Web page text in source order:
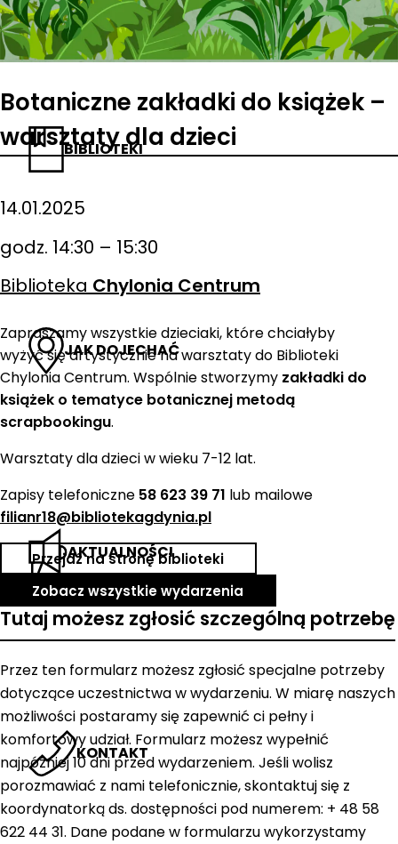
BIBLIOTEKI
JAK DOJECHAĆ
AKTUALNOŚCI
KONTAKT
Botaniczne zakładki do książek –
warsztaty dla dzieci
14.01.2025
godz. 14:30 – 15:30
Biblioteka Chylonia Centrum
Zapraszamy wszystkie dzieciaki, które chciałyby
wyżyć się artystycznie na warsztaty do Biblioteki
Chylonia Centrum. Wspólnie stworzymy zakładki do
książek o tematyce botanicznej metodą
scrapbookingu.
Warsztaty dla dzieci w wieku 7-12 lat.
Zapisy telefoniczne 58 623 39 71 lub mailowe
filianr18@bibliotekagdynia.pl
Przejdź na stronę biblioteki
Zobacz wszystkie wydarzenia
Tutaj możesz zgłosić szczególną potrzebę
Przez ten formularz możesz zgłosić specjalne potrzeby
dotyczące uczestnictwa w wydarzeniu. W miarę naszych
możliwości postaramy się zapewnić ci pełny i
komfortowy udział. Formularz możesz wypełnić
najpóźniej 10 dni przed wydarzeniem. Jeśli wolisz
porozmawiać z nami telefonicznie, skontaktuj się z
koordynatorką ds. dostępności pod numerem: + 48 58
622 44 31. Dane podane w formularzu wykorzystamy